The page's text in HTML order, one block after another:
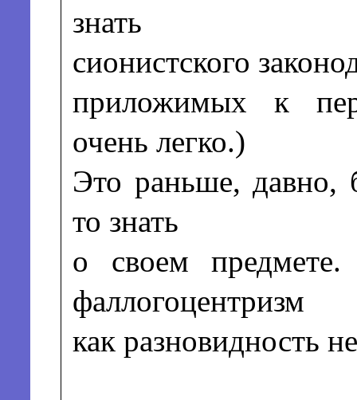
знать
сионистского
приложимых к
очень легко.)
Это раньше, давно,
то знать
о своем
фаллогоцентризм
как разновидность